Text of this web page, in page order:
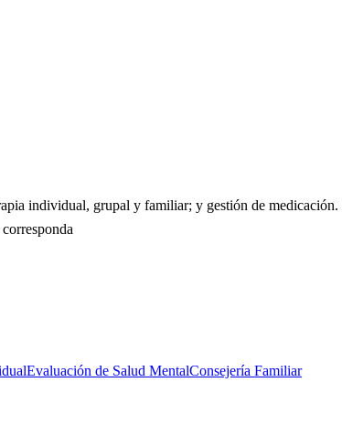
individual, grupal y familiar; y gestión de medicación.
Evaluación de Salud MentalConsejería Familiar